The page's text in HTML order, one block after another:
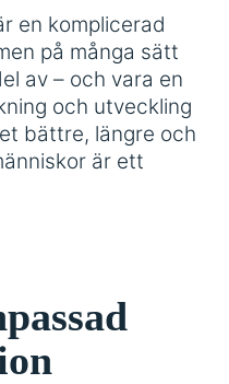
en komplicerad
på många sätt
av – och vara en
och utveckling
bättre, längre och
är ett